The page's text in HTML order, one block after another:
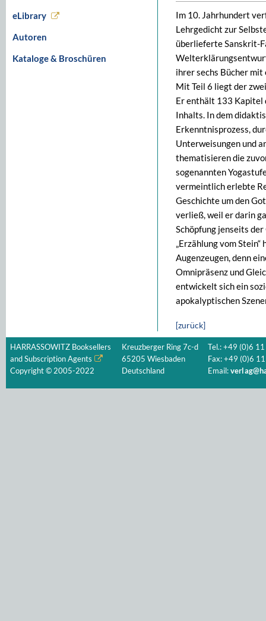
eLibrary
Autoren
Kataloge & Broschüren
Im 10. Jahrhundert
Lehrgedicht zur
überlieferte Sanskrit-
ihrer sechs Bücher
Mit Teil 6 liegt der
Er enthält 133 Kapitel
Inhalts. In dem
Erkenntnisprozess,
Unterweisungen und
thematisieren die
sogenannten
vermeintlich erlebte
Geschichte um den
verließ, weil er darin
Schöpfung jenseits
„Erzählung vom
Augenzeugen, denn
Omnipräsenz und
entwickelt sich ein
apokalyptischen
[zurück]
HARRASSOWITZ Booksellers
and Subscription Agents
Copyright © 2005-2022
Kreuzberger Ring 7c-d
65205 Wiesbaden
Deutschland
Tel.: +49 (0)6
Fax: +49 (0)6
Email: